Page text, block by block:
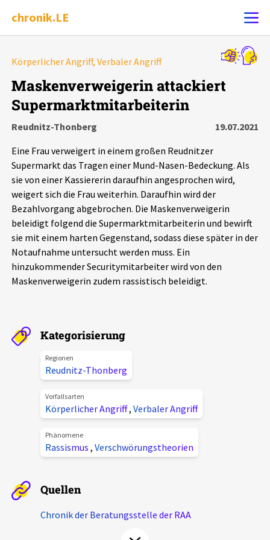
chronik.LE
Ereignis melden
Chronik
Leipziger Zustände
Schlaglichter
Phänomene
Aktuelles
Veranstaltungen
Pressemitteilungen
Projektbeschreibung
Kontakt
Unterstützer_innen
chronik.LE in der Presse
Körperlicher Angriff, Verbaler Angriff
Maskenverweigerin attackiert
Supermarktmitarbeiterin
Reudnitz-Thonberg
19.07.2021
Eine Frau verweigert in einem großen Reudnitzer
Supermarkt das Tragen einer Mund-Nasen-Bedeckung. Als
sie von einer Kassiererin daraufhin angesprochen wird,
weigert sich die Frau weiterhin. Daraufhin wird der
Bezahlvorgang abgebrochen. Die Maskenverweigerin
beleidigt folgend die Supermarktmitarbeiterin und bewirft
sie mit einem harten Gegenstand, sodass diese später in der
Notaufnahme untersucht werden muss. Ein
hinzukommender Securitymitarbeiter wird von den
Maskenverweigerin zudem rassistisch beleidigt.
Kategorisierung
Regionen
Reudnitz-Thonberg
Vorfallsarten
Körperlicher Angriff, Verbaler Angriff
Phänomene
Rassismus , Verschwörungstheorien
Quellen
Chronik der Beratungsstelle der RAA
Alle Ereignisse
Ereignisse
Ereignisse Statistik